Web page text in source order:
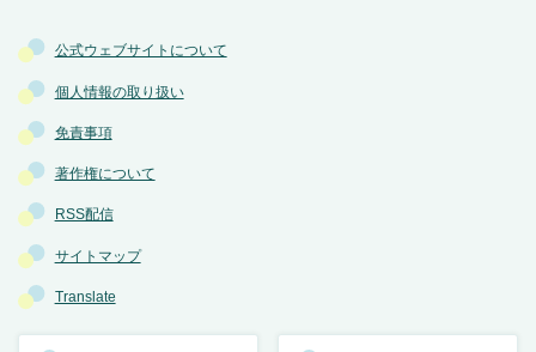
公式ウェブサイトについて
個人情報の取り扱い
免責事項
著作権について
RSS配信
サイトマップ
Translate